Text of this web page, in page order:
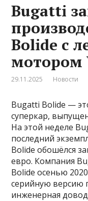
Bugatti
Bolide с
мотором
29.11.2025 Новости
Bugatti Bolide —
суперкар,
На этой неделе
последний
Bolide обошёлся
евро. Компания
Bolide осенью
серийную версию
инженерная